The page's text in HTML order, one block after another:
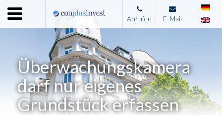
Menu
Home
Unternehmen
Leistungen
Immobilienangebote
News
Anrufen E-Mail
Überwachungskamera
darf nur eigenes
Grundstück erfassen